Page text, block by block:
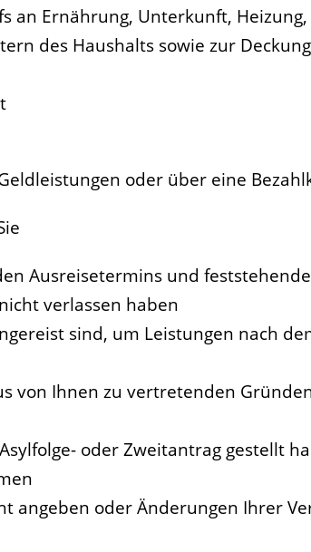
an Ernährung, Unterkunft,
des Haushalts sowie zur
oder über eine
Ausreisetermins und
verlassen haben
sind, um Leistungen nach
von Ihnen zu vertretenden
oder Zweitantrag gestellt
angeben oder Änderungen Ihrer